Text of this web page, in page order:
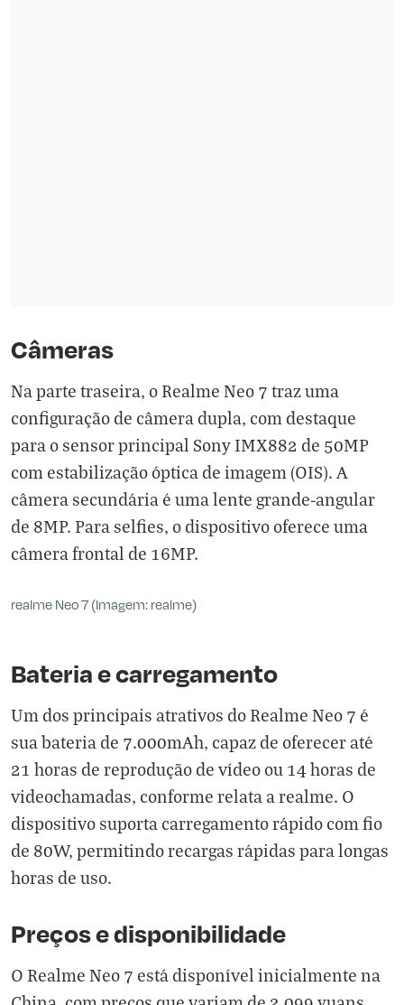
Câmeras
Na parte traseira, o Realme Neo 7 traz uma
configuração de câmera dupla, com destaque
para o sensor principal Sony IMX882 de 50MP
com estabilização óptica de imagem (OIS). A
câmera secundária é uma lente grande-angular
de 8MP. Para selfies, o dispositivo oferece uma
câmera frontal de 16MP.
realme Neo 7 (Imagem: realme)
Bateria e carregamento
Um dos principais atrativos do Realme Neo 7 é
sua bateria de 7.000mAh, capaz de oferecer até
21 horas de reprodução de vídeo ou 14 horas de
videochamadas, conforme relata a realme. O
dispositivo suporta carregamento rápido com fio
de 80W, permitindo recargas rápidas para longas
horas de uso.
Preços e disponibilidade
O Realme Neo 7 está disponível inicialmente na